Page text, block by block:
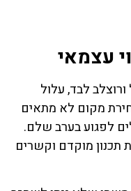
עצמאי
לבד, עלול
מקום לא מתאים
לפגוע בערב שלם.
מוקדם וקשרים